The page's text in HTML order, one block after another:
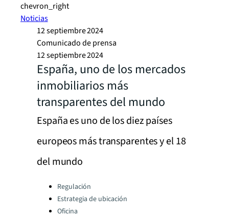
chevron_right
Noticias
12 septiembre 2024
Comunicado de prensa
12 septiembre 2024
España, uno de los mercados
inmobiliarios más
transparentes del mundo
España es uno de los diez países
europeos más transparentes y el 18
del mundo
Categories:
Regulación
Estrategia de ubicación
Oficina